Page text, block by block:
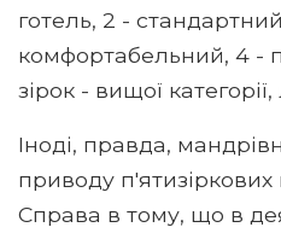
готель, 2 -
комфортабельний, 4 -
зірок - вищої
Іноді, правда,
приводу п'ятизіркових
Справа в тому, що в